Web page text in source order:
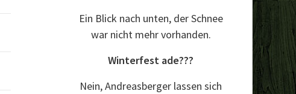
Ein Blick nach unten, der Schnee
war nicht mehr vorhanden.
Winterfest ade???
Nein, Andreasberger lassen sich